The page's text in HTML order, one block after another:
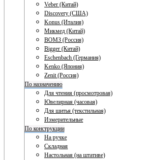
Veber (Китай)
Discovery (США)
Konus (Италия)
Микмед (Китай)
ВОМЗ (Россия)
Bigger (Китай)
Eschenbach (Германия)
Kenko (Япония)
Zenit (Россия)
По назначению
Для чтения (просмотровая)
Ювелирная (часовая)
Для шитья (текстильная)
Измерительные
По конструкции
На ручке
Складная
Настольная (на штативе)